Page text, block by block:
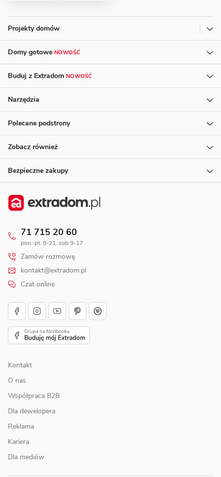
Projekty domów
Domy gotowe NOWOŚĆ
Buduj z Extradom NOWOŚĆ
Narzędzia
Polecane podstrony
Zobacz również
Bezpieczne zakupy
71 715 20 60
pon.-pt. 8-21, sob 9-17
Zamów rozmowę
kontakt@extradom.pl
Czat online
Kontakt
O nas
Współpraca B2B
Dla dewelopera
Reklama
Kariera
Dla mediów